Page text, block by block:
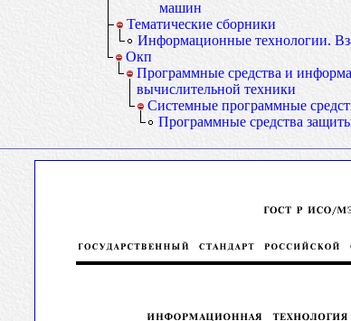
машин
Тематические сборники
Информационные технологии.
Окп
Программные средства и
вычислительной техники
Системные программные
Программные средства